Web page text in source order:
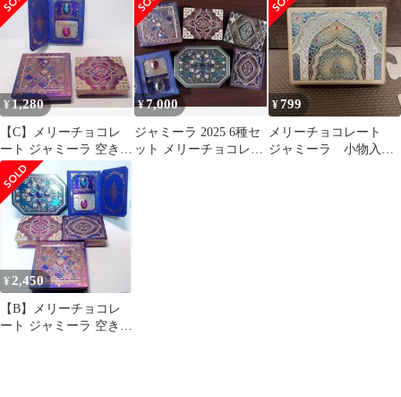
¥ 1,280
【C】メリーチョコレ
ート ジャミーラ 空き缶
3個セット
¥7,000
ジャミーラ 2025 6種セ
ット メリーチョコレー
¥799
メリーチョコレート
ジャミーラ 小物入れ
¥2,450
【B】メリーチョコレ
ート ジャミーラ 空き缶